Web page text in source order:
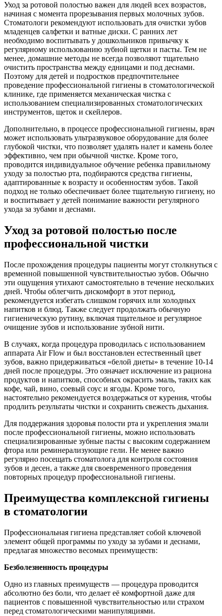
Уход за ротовой полостью важен для людей всех возрастов,
начиная с момента прорезывания первых молочных зубов.
Стоматологи рекомендуют использовать для очистки зубов
младенцев салфетки и ватные диски. С ранних лет
необходимо воспитывать у дошкольников привычку к
регулярному использованию зубной щетки и пасты. Тем не
менее, домашние методы не всегда позволяют тщательно
очистить пространства между едницами и под деснами.
Поэтому для детей и подростков предпочтительнее
проведение профессиональной гигиены в стоматологической
клинике, где применяется механическая чистка с
использованием специализированных стоматологических
инструментов, щеток и скейлеров.
Дополнительно, в процессе профессиональной гигиены, врач
может использовать ультразвуковое оборудование для более
глубокой чистки, что позволяет удалять налет и камень более
эффективно, чем при обычной чистке. Кроме того,
проводится индивидуальное обучение ребенка правильному
уходу за полостью рта, подбираются средства гигиены,
адаптированные к возрасту и особенностям зубов. Такой
подход не только обеспечивает более тщательную гигиену, но
и воспитывает у детей понимание важности регулярного
ухода за зубами и деснами.
Уход за ротовой полостью после
профессиональной чистки
После прохождения процедуры пациенты могут столкнуться с
временной повышенной чувствительностью зубов. Обычно
эти ощущения утихают самостоятельно в течение нескольких
дней. Чтобы облегчить дискомфорт в этот период,
рекомендуется избегать слишком горячих или холодных
напитков и блюд. Также следует продолжать обычную
гигиеническую рутину, включая тщательное и регулярное
очищение зубов и использование зубной нити.
В случаях, когда процедура проводилась с использованием
аппарата Air Flow и был восстановлен естественный цвет
зубов, важно придерживаться «белой диеты» в течение 10-14
дней после процедуры. Это означает исключение из рациона
продуктов и напитков, способных окрасить эмаль, таких как
кофе, чай, вино, соевый соус и ягоды. Кроме того,
настоятельно рекомендуется воздержаться от курения, чтобы
продлить результаты чистки и сохранить свежесть дыхания.
Для поддержания здоровья полости рта и укрепления эмали
после профессиональной гигиены, можно использовать
специализированные зубные пасты с высоким содержанием
фтора или реминерализующие гели. Не менее важно
регулярно посещать стоматолога для контроля состояния
зубов и десен, а также для своевременного проведения
повторных процедур профессиональной гигиены.
Преимущества комплексной гигиены
в стоматологии
Профессиональная гигиена представляет собой ключевой
элемент общей программы по уходу за зубами и деснами,
предлагая множество весомых преимуществ:
Безболезненность процедуры
Одно из главных преимуществ — процедура проводится
абсолютно без боли, что делает её комфортной даже для
пациентов с повышенной чувствительностью или страхом
перед стоматологическими манипуляциями.